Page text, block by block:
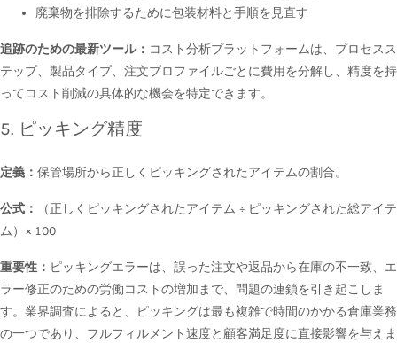
廃棄物を排除するために包装材料と手順を見直す
追跡のための最新ツール： コスト分析プラットフォームは、プロセスス
テップ、製品タイプ、注文プロファイルごとに費用を分解し、精度を持
ってコスト削減の具体的な機会を特定できます。
5. ピッキング精度
定義： 保管場所から正しくピッキングされたアイテムの割合。
公式：
（正しくピッキングされたアイテム ÷ ピッキングされた総アイテ
ム）× 100
重要性： ピッキングエラーは、誤った注文や返品から在庫の不一致、エ
ラー修正のための労働コストの増加まで、問題の連鎖を引き起こしま
す。業界調査によると、ピッキングは最も複雑で時間のかかる倉庫業務
の一つであり、フルフィルメント速度と顧客満足度に直接影響を与えま